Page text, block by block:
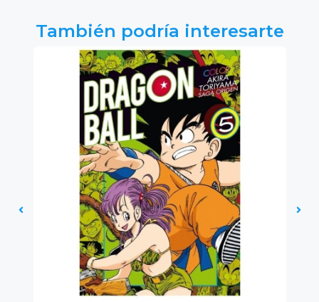
También podría interesarte